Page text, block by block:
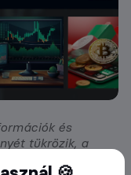
és
tükrözik, a